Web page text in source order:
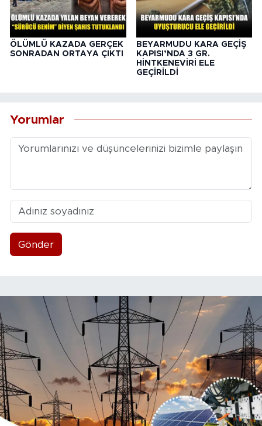
ÖLÜMLÜ KAZADA GERÇEK
SONRADAN ORTAYA ÇIKTI
BEYARMUDU KARA GEÇİŞ
KAPISI’NDA 3 GR.
HİNTKENEVİRİ ELE
GEÇİRİLDİ
Yorumlar
Gönder